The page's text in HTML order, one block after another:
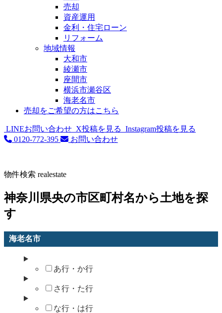
売却
資産運用
金利・住宅ローン
リフォーム
地域情報
大和市
綾瀬市
座間市
横浜市瀬谷区
海老名市
売却をご希望の方はこちら
LINEお問い合わせ X投稿を見る Instagram投稿を見る
0120-772-395
お問い合わせ
物件検索 realestate
神奈川県央の市区町村名から土地を探
す
海老名市
あ行・か行
さ行・た行
な行・は行